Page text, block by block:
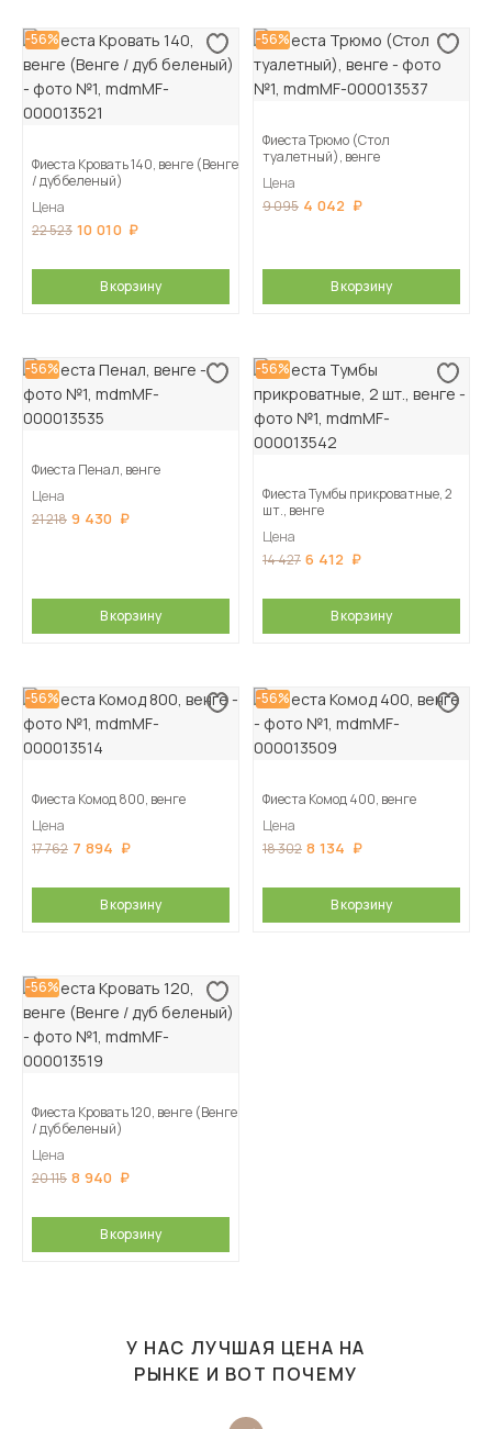
-56%
Фиеста Кровать 140, венге (Венге
/ дуб беленый)
Цена
22 523 10 010
В корзину
-56%
Фиеста Трюмо (Стол
туалетный), венге
Цена
9 095 4 042
В корзину
-56%
Фиеста Пенал, венге
Цена
21 218 9 430
В корзину
-56%
Фиеста Тумбы прикроватные, 2
шт., венге
Цена
14 427 6 412
В корзину
-56%
Фиеста Комод 800, венге
Цена
17 762 7 894
В корзину
-56%
Фиеста Комод 400, венге
Цена
18 302 8 134
В корзину
-56%
Фиеста Кровать 120, венге (Венге
/ дуб беленый)
Цена
20 115 8 940
В корзину
У НАС ЛУЧШАЯ ЦЕНА НА
РЫНКЕ И ВОТ ПОЧЕМУ